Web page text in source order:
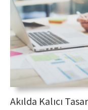
Akılda Kalıcı